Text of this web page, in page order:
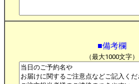
■備考欄
（最大1000文字）